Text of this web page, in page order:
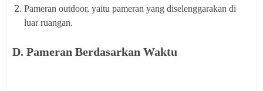
Pameran outdoor, yaitu pameran yang diselenggarakan di
luar ruangan.
D. Pameran Berdasarkan Waktu